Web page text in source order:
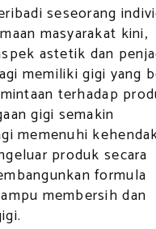
seseorang
masyarakat kini,
astetik dan
memiliki gigi yang
terhadap
gigi semakin
memenuhi
produk secara
formula
membersih dan